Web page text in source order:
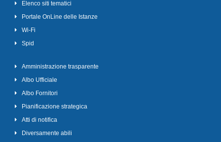
Elenco siti tematici
Portale OnLine delle Istanze
Wi-Fi
Spid
Amministrazione trasparente
Albo Ufficiale
Albo Fornitori
Pianificazione strategica
Atti di notifica
Diversamente abili